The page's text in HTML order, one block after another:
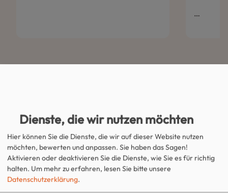
…
Sperrungsmelder
Sperrung Hegelstraße
Dienste, die wir nutzen möchten
Hier können Sie die Dienste, die wir auf dieser Website nutzen
möchten, bewerten und anpassen. Sie haben das Sagen!
Aktivieren oder deaktivieren Sie die Dienste, wie Sie es für richtig
halten. Um mehr zu erfahren, lesen Sie bitte unsere
Datenschutzerklärung.